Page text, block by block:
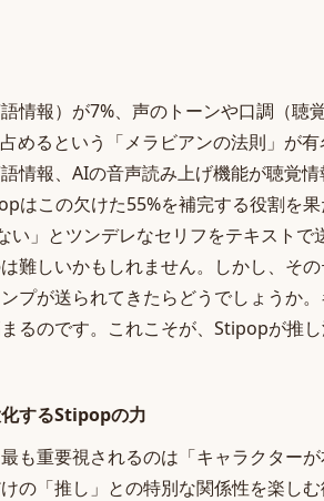
情報）が7%、声のトーンや口調（聴
めるという「メラビアンの法則」が
情報、AIの音声読み上げ機能が聴覚
はこの欠けた55%を補完する役割を
」とツンデレなセリフをテキストで
難しいかもしれません。しかし、そ
プが送られてきたらどうでしょうか
るのです。これこそが、Stipopが推
するStipopの力
も重要視されるのは「キャラクター
の「推し」との特別な関係性を楽し